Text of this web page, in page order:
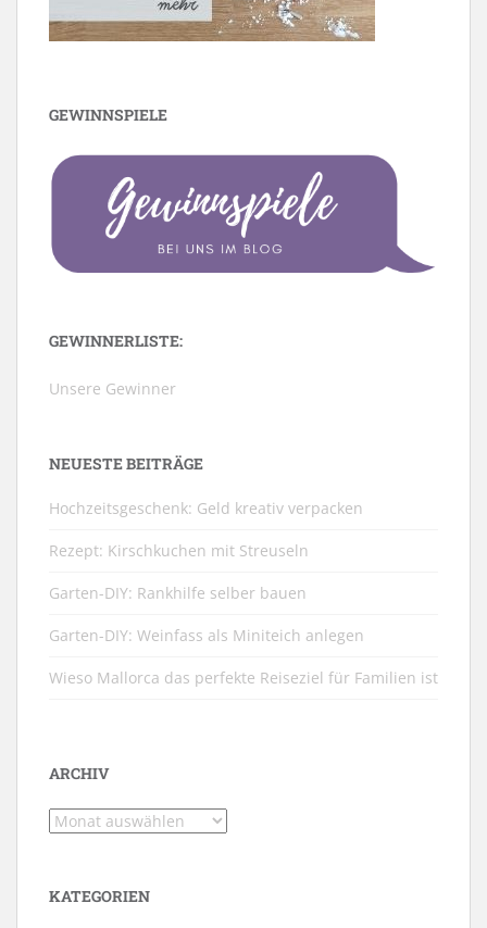
GEWINNSPIELE
GEWINNERLISTE:
Unsere Gewinner
NEUESTE BEITRÄGE
Hochzeitsgeschenk: Geld kreativ verpacken
Rezept: Kirschkuchen mit Streuseln
Garten-DIY: Rankhilfe selber bauen
Garten-DIY: Weinfass als Miniteich anlegen
Wieso Mallorca das perfekte Reiseziel für Familien ist
ARCHIV
Archiv
KATEGORIEN